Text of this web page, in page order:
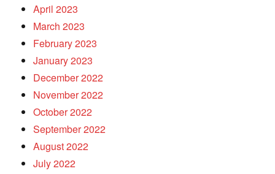
April 2023
March 2023
February 2023
January 2023
December 2022
November 2022
October 2022
September 2022
August 2022
July 2022